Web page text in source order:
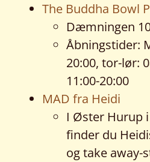
The Buddha Bowl
Dæmningen
Åbningstider:
20:00, tor-lør:
11:00-20:00
MAD fra Heidi
I Øster Hurup
finder du
og take away-